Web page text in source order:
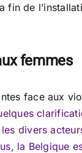
fin de
femmes
face aux
divers
la Belgique